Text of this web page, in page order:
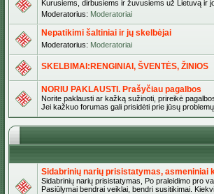
Kurusiems, dirbusiems ir žuvusiems už Lietuvą ir
Moderatorius: Moderatoriai
Nepatikimi šaltiniai ir jų skelbėjai
Moderatorius: Moderatoriai
SKELBIMAI:RENGINIAI, ŠVENTĖS, ŽINIOS
NORIU PAKLAUSTI. Prašyčiau pagalbos
Norite paklausti ar kažką sužinoti, prireikė
Jei kažkuo forumas gali prisidėti prie jūsų
Sidabrinių narių prisistatymas, asmeniniai
Sidabrinių narių prisistatymas, Po praleidimo pro
Pasiūlymai bendrai veiklai, bendri susitikimai.